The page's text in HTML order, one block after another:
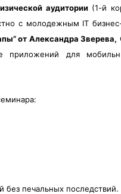
аудитории(1-й
с молодежным ІТ бизнес-
от Александра Зверева,
приложений для
без печальных последствий.